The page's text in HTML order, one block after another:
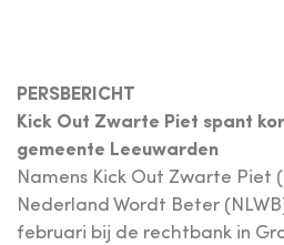
PERSBERICHT
Kick Out Zwarte Piet spant
gemeente Leeuwarden
Namens Kick Out Zwarte Piet
Nederland Wordt Beter
februari bij de rechtbank in